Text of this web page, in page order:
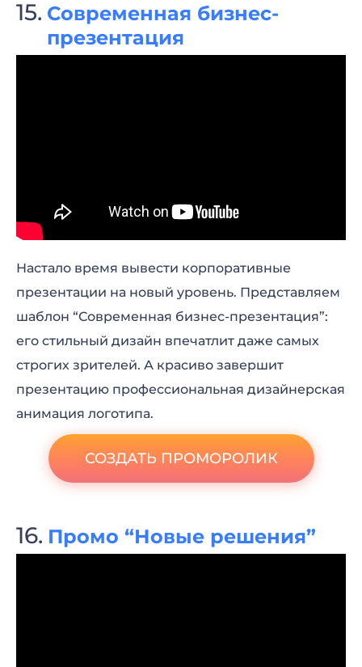
Современная бизнес-
презентация
Настало время вывести корпоративные
презентации на новый уровень. Представляем
шаблон “Современная бизнес-презентация”:
его стильный дизайн впечатлит даже самых
строгих зрителей. А красиво завершит
презентацию профессиональная дизайнерская
анимация логотипа.
СОЗДАТЬ ПРОМОРОЛИК
Промо “Новые решения”